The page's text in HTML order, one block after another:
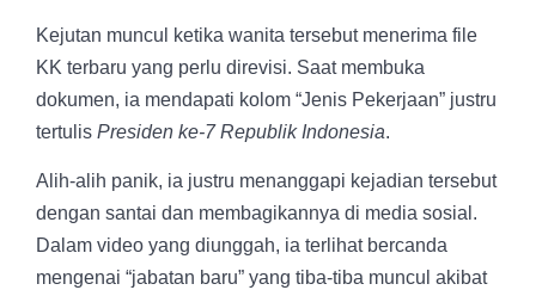
Kejutan muncul ketika wanita tersebut menerima file
KK terbaru yang perlu direvisi. Saat membuka
dokumen, ia mendapati kolom “Jenis Pekerjaan” justru
tertulis Presiden ke-7 Republik Indonesia.
Alih-alih panik, ia justru menanggapi kejadian tersebut
dengan santai dan membagikannya di media sosial.
Dalam video yang diunggah, ia terlihat bercanda
mengenai “jabatan baru” yang tiba-tiba muncul akibat